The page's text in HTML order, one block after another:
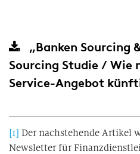
„Banken Sourcing
Sourcing Studie / Wie
Service-Angebot
[1] Der nachstehende Artikel
Newsletter für